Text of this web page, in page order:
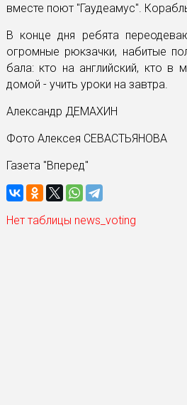
вместе поют "Гаудеамус".
В конце дня ребята
огромные рюкзачки, набитые
бала: кто на английский, кто в
домой - учить уроки на завтра.
Александр ДЕМАХИН
Фото Алексея СЕВАСТЬЯНОВА
Газета "Вперед"
Нет таблицы news_voting